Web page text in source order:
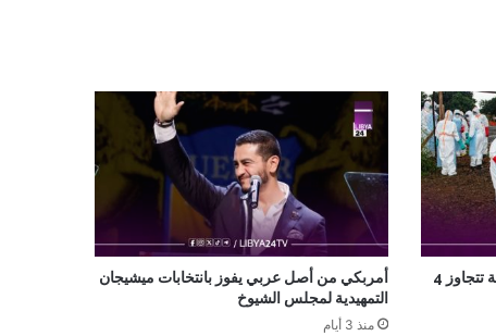
إصابات إيبولا في الكونغو الديمقراطية تتجاوز 4
أمربكي من أصل عربي يفوز بانتخابات ميشيجان
التمهيدية لمجلس الشيوخ
منذ 3 أيام